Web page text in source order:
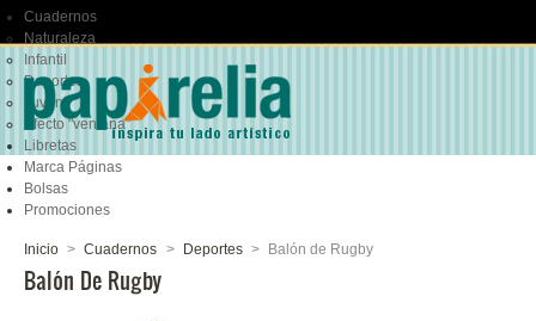
Cuadernos
Naturaleza
Infantil
Deportes
Juvenil
Efecto "ventana"
Libretas
Marca Páginas
Bolsas
Promociones
Inicio > Cuadernos > Deportes > Balón de Rugby
Balón De Rugby